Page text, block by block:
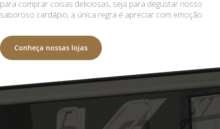
para comprar coisas deliciosas, seja para degustar nosso
saboroso cardápio, a única regra é apreciar com emoção.
Conheça nossas lojas